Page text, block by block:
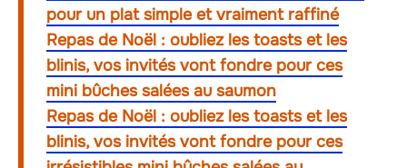
pour un plat simple et vraiment raffiné
Repas de Noël : oubliez les toasts et les
blinis, vos invités vont fondre pour ces
mini bûches salées au saumon
Repas de Noël : oubliez les toasts et les
blinis, vos invités vont fondre pour ces